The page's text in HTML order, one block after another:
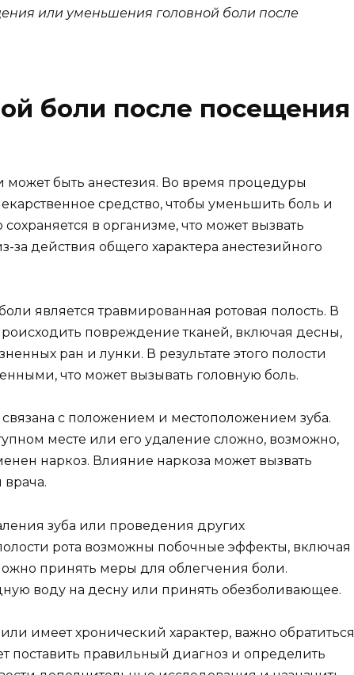
или уменьшения головной боли после
боли после посещения
быть анестезия. Во время процедуры
средство, чтобы уменьшить боль и
в организме, что может вызвать
за действия общего характера анестезийного
является травмированная ротовая полость. В
повреждение тканей, включая десны,
ран и лунки. В результате этого полости
что может вызывать головную боль.
с положением и местоположением зуба.
месте или его удаление сложно, возможно,
наркоз. Влияние наркоза может вызвать
зуба или проведения других
рота возможны побочные эффекты, включая
принять меры для облегчения боли.
воду на десну или принять обезболивающее.
имеет хронический характер, важно обратиться
поставить правильный диагноз и определить